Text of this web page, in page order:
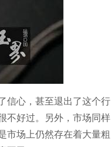
信心，甚至退出了这个行
不好过。另外，市场同样
市场上仍然存在着大量粗